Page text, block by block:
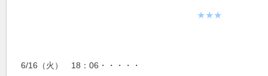
★★★
6/16（火） 18：06・・・・・